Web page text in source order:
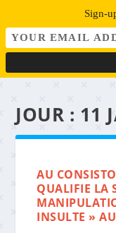
JOUR : 11
AU
QUALIFIE LA
INSULTE »
Sign-